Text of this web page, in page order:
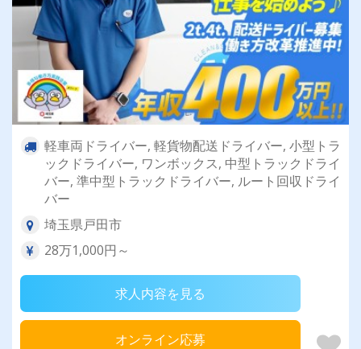
軽車両ドライバー, 軽貨物配送ドライバー, 小型トラ
ックドライバー, ワンボックス, 中型トラックドライ
バー, 準中型トラックドライバー, ルート回収ドライ
バー
埼玉県戸田市
28万1,000円～
求人内容を見る
オンライン応募